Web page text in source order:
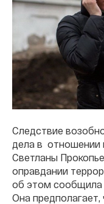
Следствие
дела в отношении
Светланы
оправдании
об этом сообщила
Она